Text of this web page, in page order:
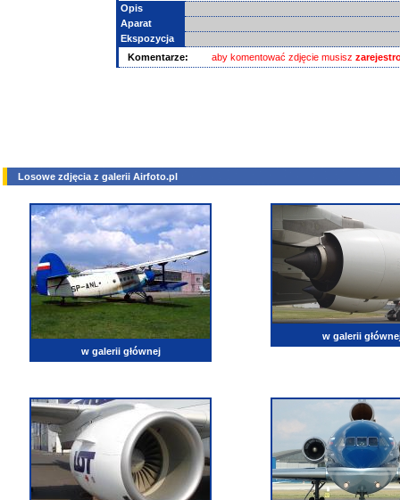
Opis
Aparat
Ekspozycja
Komentarze:
aby komentować zdjęcie musisz
Losowe zdjęcia z galerii Airfoto.pl
w galerii głównej
w galerii